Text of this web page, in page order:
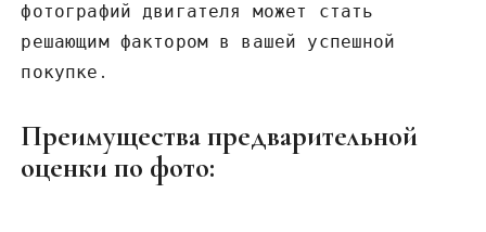
фотографий двигателя может стать
решающим фактором в вашей успешной
покупке․
Преимущества предварительной
оценки по фото: